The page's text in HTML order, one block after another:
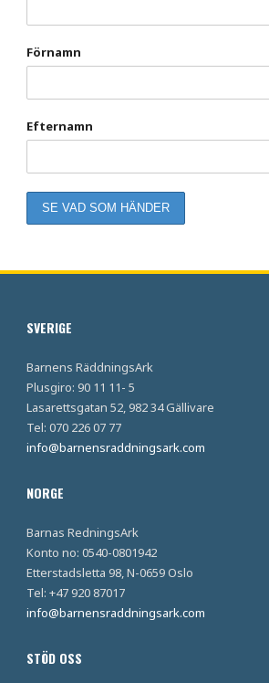
Förnamn
Efternamn
SVERIGE
Barnens RäddningsArk
Plusgiro: 90 11 11- 5
Lasarettsgatan 52, 982 34 Gällivare
Tel: 070 226 07 77
info@barnensraddningsark.com
NORGE
Barnas RedningsArk
Konto no: 0540-0801942
Etterstadsletta 98, N-0659 Oslo
Tel: +47 920 87017
info@barnensraddningsark.com
STÖD OSS